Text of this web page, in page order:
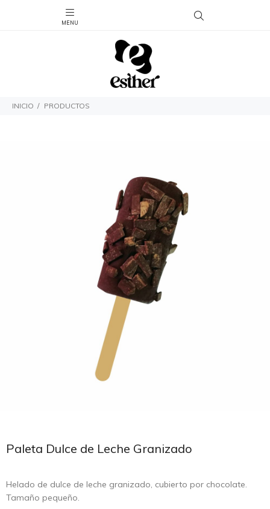
INICIO PRODUCTOS
Paleta Dulce de Leche Granizado
Helado de dulce de leche granizado, cubierto por chocolate.
Tamaño pequeño.